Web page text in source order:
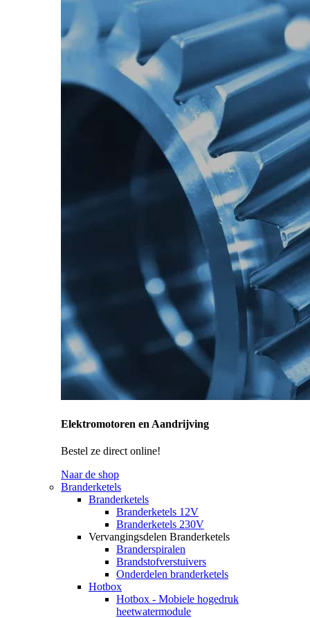
Elektromotoren en Aandrijving
Bestel ze direct online!
Naar de shop
Branderketels
Branderketels
Branderketels 12V
Branderketels 230V
Vervangingsdelen Branderketels
Branderspiralen
Brandstofverstuivers
Onderdelen branderketels
Hotbox
Hotbox - Mobiele hogedruk
heetwatermodule